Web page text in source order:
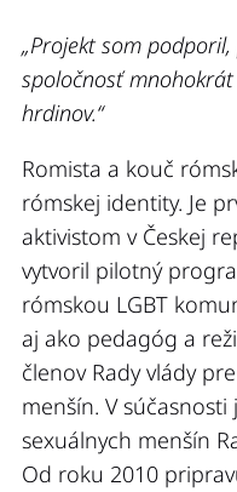
„Projekt som
spoločnosť
hrdinov.“
Romista a kouč
rómskej identity. Je
aktivistom v Českej
vytvoril pilotný
rómskou LGBT
aj ako pedagóg a
členov Rady vlády
menšín. V
sexuálnych menšín
Od roku 2010